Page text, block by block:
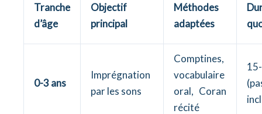
Tranche
d’âge
Objectif
principal
Méthodes
adaptées
0-3 ans
Imprégnation
par les sons
Comptines,
vocabulaire
oral, Coran
récité